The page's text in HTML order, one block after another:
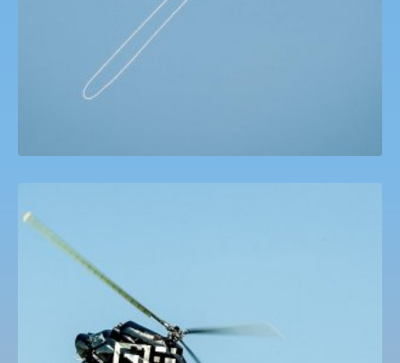
Extrém helikopterezés